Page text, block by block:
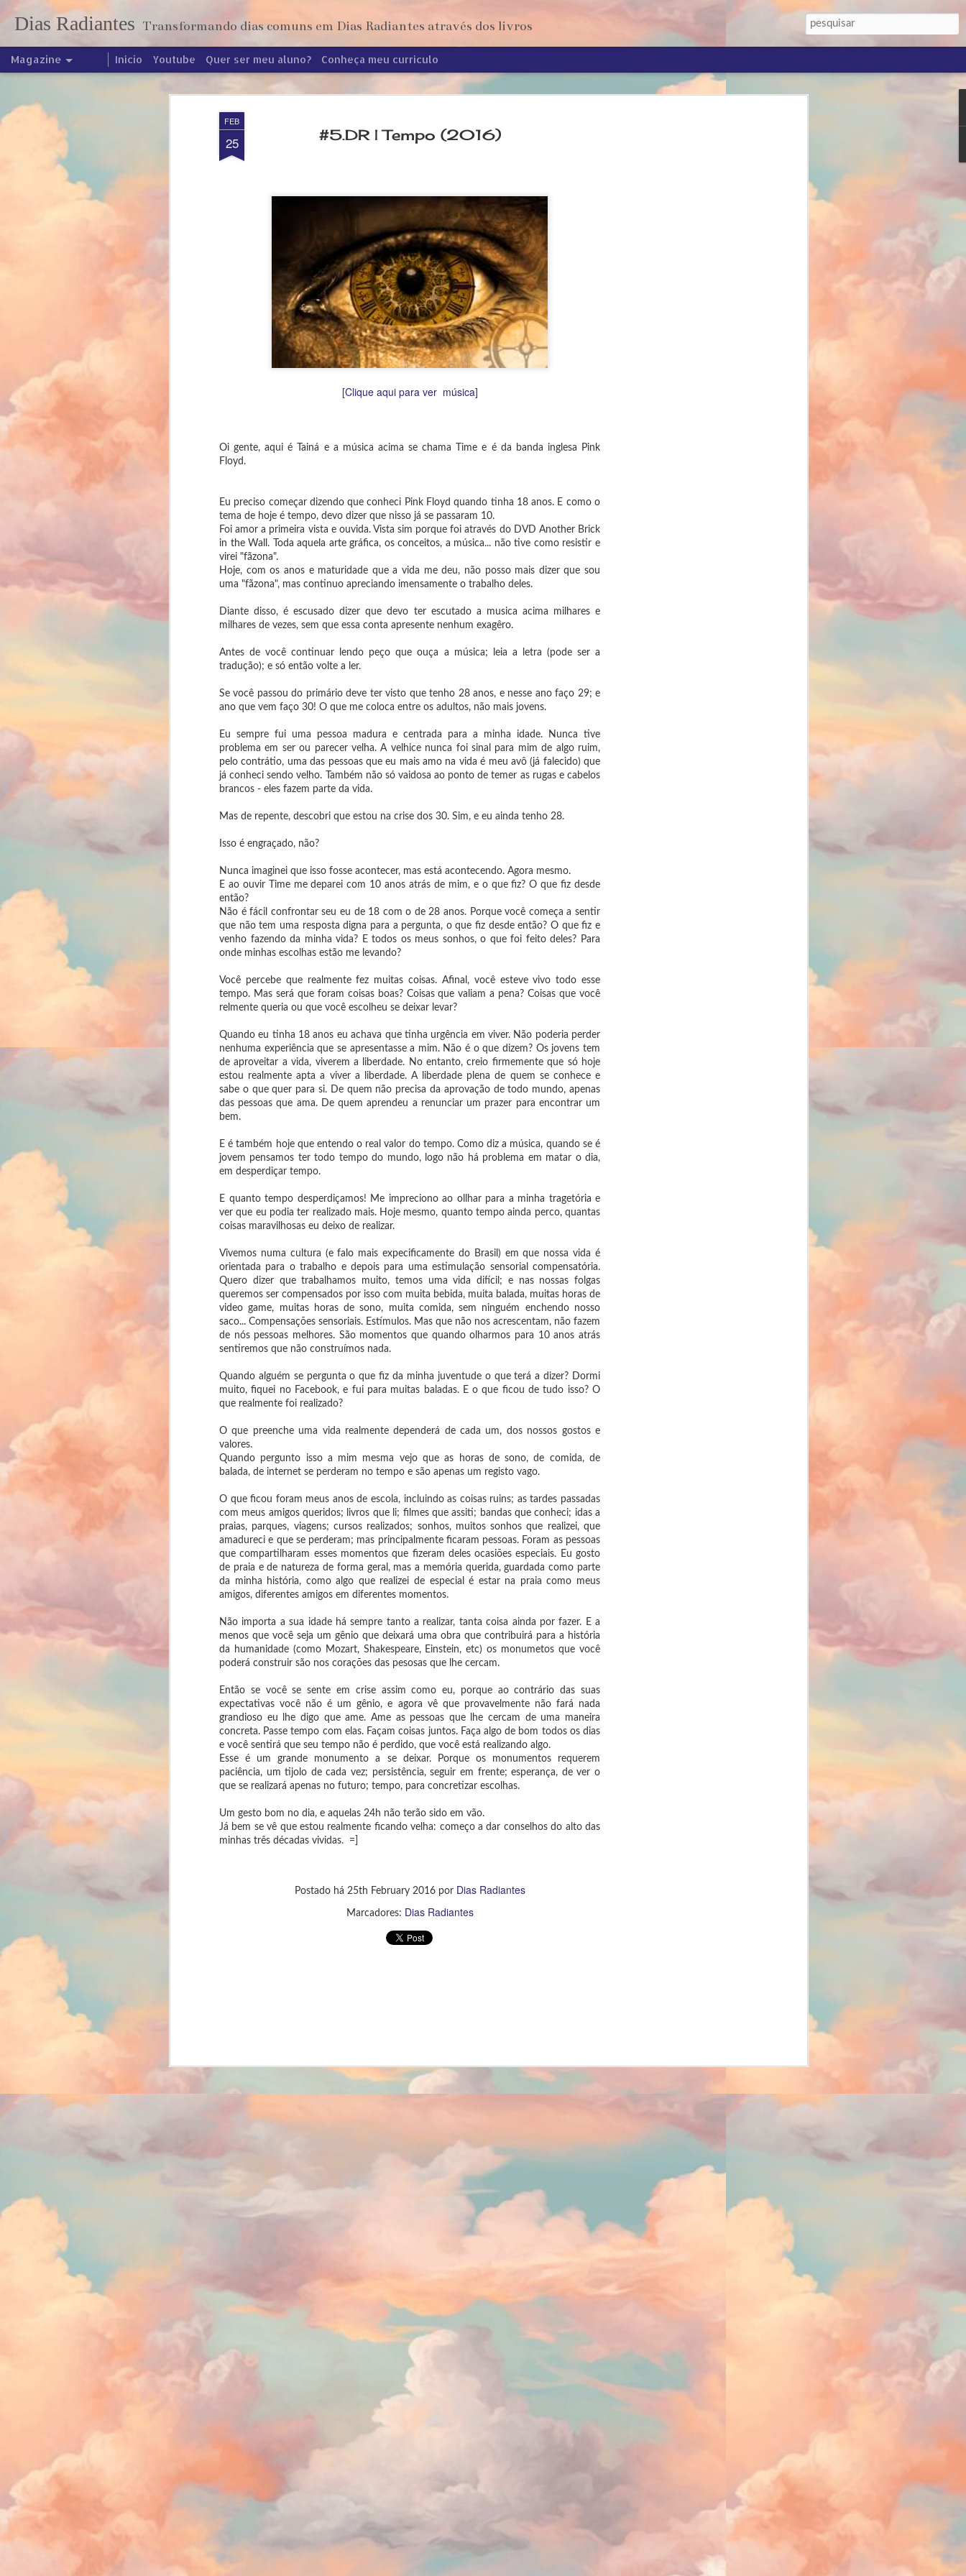
FEB
25 #5.DR | Tempo (2016)
[Clique aqui para ver música]
Oi gente, aqui é Tainá e a música acima se chama Time e é da banda inglesa Pink
Floyd.
Eu preciso começar dizendo que conheci Pink Floyd quando tinha 18 anos. E como o
tema de hoje é tempo, devo dizer que nisso já se passaram 10.
Foi amor a primeira vista e ouvida. Vista sim porque foi através do DVD Another Brick
in the Wall. Toda aquela arte gráfica, os conceitos, a música... não tive como resistir e
virei "fãzona".
Hoje, com os anos e maturidade que a vida me deu, não posso mais dizer que sou
uma "fãzona", mas continuo apreciando imensamente o trabalho deles.
Diante disso, é escusado dizer que devo ter escutado a musica acima milhares e
milhares de vezes, sem que essa conta apresente nenhum exagêro.
Antes de você continuar lendo peço que ouça a música; leia a letra (pode ser a
tradução); e só então volte a ler.
Se você passou do primário deve ter visto que tenho 28 anos, e nesse ano faço 29; e
ano que vem faço 30! O que me coloca entre os adultos, não mais jovens.
Eu sempre fui uma pessoa madura e centrada para a minha idade. Nunca tive
problema em ser ou parecer velha. A velhice nunca foi sinal para mim de algo ruim,
pelo contrátio, uma das pessoas que eu mais amo na vida é meu avô (já falecido) que
já conheci sendo velho. Também não só vaidosa ao ponto de temer as rugas e cabelos
brancos - eles fazem parte da vida.
Mas de repente, descobri que estou na crise dos 30. Sim, e eu ainda tenho 28.
Isso é engraçado, não?
Nunca imaginei que isso fosse acontecer, mas está acontecendo. Agora mesmo.
E ao ouvir Time me deparei com 10 anos atrás de mim, e o que fiz? O que fiz desde
então?
Não é fácil confrontar seu eu de 18 com o de 28 anos. Porque você começa a sentir
que não tem uma resposta digna para a pergunta, o que fiz desde então? O que fiz e
venho fazendo da minha vida? E todos os meus sonhos, o que foi feito deles? Para
onde minhas escolhas estão me levando?
Você percebe que realmente fez muitas coisas. Afinal, você esteve vivo todo esse
tempo. Mas será que foram coisas boas? Coisas que valiam a pena? Coisas que você
relmente queria ou que você escolheu se deixar levar?
Quando eu tinha 18 anos eu achava que tinha urgência em viver. Não poderia perder
nenhuma experiência que se apresentasse a mim. Não é o que dizem? Os jovens tem
de aproveitar a vida, viverem a liberdade. No entanto, creio firmemente que só hoje
estou realmente apta a viver a liberdade. A liberdade plena de quem se conhece e
sabe o que quer para si. De quem não precisa da aprovação de todo mundo, apenas
das pessoas que ama. De quem aprendeu a renunciar um prazer para encontrar um
bem.
E é também hoje que entendo o real valor do tempo. Como diz a música, quando se é
jovem pensamos ter todo tempo do mundo, logo não há problema em matar o dia,
em desperdiçar tempo.
E quanto tempo desperdiçamos! Me impreciono ao ollhar para a minha tragetória e
ver que eu podia ter realizado mais. Hoje mesmo, quanto tempo ainda perco, quantas
coisas maravilhosas eu deixo de realizar.
Vivemos numa cultura (e falo mais expecificamente do Brasil) em que nossa vida é
orientada para o trabalho e depois para uma estimulação sensorial compensatória.
Quero dizer que trabalhamos muito, temos uma vida difícil; e nas nossas folgas
queremos ser compensados por isso com muita bebida, muita balada, muitas horas de
video game, muitas horas de sono, muita comida, sem ninguém enchendo nosso
saco... Compensações sensoriais. Estímulos. Mas que não nos acrescentam, não fazem
de nós pessoas melhores. São momentos que quando olharmos para 10 anos atrás
sentiremos que não construímos nada.
Quando alguém se pergunta o que fiz da minha juventude o que terá a dizer? Dormi
muito, fiquei no Facebook, e fui para muitas baladas. E o que ficou de tudo isso? O
que realmente foi realizado?
O que preenche uma vida realmente dependerá de cada um, dos nossos gostos e
valores.
Quando pergunto isso a mim mesma vejo que as horas de sono, de comida, de
balada, de internet se perderam no tempo e são apenas um registo vago.
O que ficou foram meus anos de escola, incluindo as coisas ruins; as tardes passadas
com meus amigos queridos; livros que li; filmes que assiti; bandas que conheci; idas a
praias, parques, viagens; cursos realizados; sonhos, muitos sonhos que realizei, que
amadureci e que se perderam; mas principalmente ficaram pessoas. Foram as pessoas
que compartilharam esses momentos que fizeram deles ocasiões especiais. Eu gosto
de praia e de natureza de forma geral, mas a memória querida, guardada como parte
da minha história, como algo que realizei de especial é estar na praia como meus
amigos, diferentes amigos em diferentes momentos.
Não importa a sua idade há sempre tanto a realizar, tanta coisa ainda por fazer. E a
menos que você seja um gênio que deixará uma obra que contribuirá para a história
da humanidade (como Mozart, Shakespeare, Einstein, etc) os monumetos que você
poderá construir são nos corações das pesosas que lhe cercam.
Então se você se sente em crise assim como eu, porque ao contrário das suas
expectativas você não é um gênio, e agora vê que provavelmente não fará nada
grandioso eu lhe digo que ame. Ame as pessoas que lhe cercam de uma maneira
concreta. Passe tempo com elas. Façam coisas juntos. Faça algo de bom todos os dias
e você sentirá que seu tempo não é perdido, que você está realizando algo.
Esse é um grande monumento a se deixar. Porque os monumentos requerem
paciência, um tijolo de cada vez; persistência, seguir em frente; esperança, de ver o
que se realizará apenas no futuro; tempo, para concretizar escolhas.
Um gesto bom no dia, e aquelas 24h não terão sido em vão.
Já bem se vê que estou realmente ficando velha: começo a dar conselhos do alto das
minhas três décadas vividas. =]
Postado há 25th February 2016por Dias Radiantes
Marcadores: Dias Radiantes
Dias Radiantes Transformando dias comuns em Dias Radiantes através dos livros
Magazine Início Youtube Quer ser meu aluno? Conheça meu currículo
Mar Adentro - Incursão IV:
Cura te ipsum
Desde que terminou o São João, deveria ter definido o
próximo intinerario, mas estava me sentindo sobrecarregada com
tantas coisas que nem tive cabeça para elaborar a próxima etapa deste
projeto. Passa meados de julho, mas temos um novo rumo. O
Intinerário IV tem por lema "Cura te ipsum".
Esse é um provérbio da Antiguidade do qual suprimi a primeira palavra
(Medice, cura te ipsum), que quer dizer "cura-te a ti mesmo". Essa
máxima chega até nós por causa da sua menção no evangelho segundo
Lucas. O contexto de aplicação é de apontar a hipocrisia de quem
queixar-se dos outros em aspectos que ele mesmo não melhorou.
Sucessos e
fracassos
acadêmicos
Neste vídeo eu falo sobre sucessos
e fracassos acadêmicos e
últimos doze meses, desde que
JUN
11
Mar Adentro -
Incursão III:
Carpem Die
Chegamos ao final da Incursão II. E
com ela eu percebi que mais
a gente pode contar, é ter
A expressão "Carpem die" que é
traduzida como aproveite o dia,
dizer cultivar e colher o dia. Achei
que ela tem tudo a ver com a
próxima etapa da nossa jornada, e
por isso, este será o tema da
Incursão III.
Fala-se que a única certeza que há
na vida, é a morte.
MAY
13
Mataratona
literária de Páscoa
Feriadão pede maratona
literária.
mais que o costume. Separei alguns
livros para ler, e vou compartilhar a
12
No vídeo de hoje respondo a Tag Confissões de uma bibliófila e dou
minha opinião sobre hábitos de leitura, gêneros de livro, consumo e
Confira clicando no vídeo. E não deixe de me contar nos comentários o que
achou.
5
tui?
Completada a primeira Incursão na semana do carnaval, dediquei o
restante do mês de fevereiro para considerar e elaborar a Incursão II, que
se inicia dia 1º de março e vai até a Páscoa (05 de abril).
Se na Incursão I o foco era "apressar-se vagarosamente", ou seja, buscar o
próprio ritmo, sem atropelos ou demoras, agora o foco é entender os
25 O que é um microconto
É uma narrativa brevíssima, em que o elementos da narrativa aparecem de
palavras, constituído de um único parágrafo.
Como surgiu
Há registros de microcontos desde a segunda metade do século XX. Mas a
sua profusão se deu graças a era digital, principalmente no contexto das
redes sociais, em que as narrativas são pensadas para serem
compartilhadas em um post.
FEB Leituras para fazer em 2026
longo desse ano. Também atualizo o projeto de leitura 40 antes dos
40, no qual me propus a ler 40 livros antes de fazer 40 anos. Não deixe de
conferir!
ano.
FEB
20
Leituras de Janeiro 2026
Costumo ler muitos livros ao mesmo tempo. Por isso, decidi fazer a
lista de lidos do mês apenas com as leituras finalizadas.
🔖 O café no fim do mundo de
(Li no formato ebook pela Skeelo)
livro conseguiu ficar aquém.
⭐
(Li o livro físico meu)
Sempre que leio José de Alencar me surpreendo com o quanto gosto da
sua literatura.
5
No dia 25 de janeiro de 2026, o Dias Radiantes fez 10 anos. Não é
uma trajetória homogeina, mas é constante; afinal, ainda estamos
aqui.
Fiz um vídeo falando sobre a trajetória do canal ao longo desse tempo, e
também comentando os dez vídeos mais vistos nesse período. Confira
abaixo.
FEB Chanana
Staphylococcus aureus.
Pode ser achada em muitos cantos de calçada, em qualquer matagal que se
encontre crescendo por aqui.
semana. Esse post não tem a intensão de ser uma indicação de viagem ao
auxílio de roteiro turístico. Nele, irei compartilhar as reflexões que fiz
durante a viagem.
18
Mar Adentro - Incursão I: Festina lente
O projeto Mar Adentro será organizado em incursões. Estas
consistem em definir atividades a serem feitas em um período de
tempo determinado. Ao final, é feita uma avaliação do que foi realizado e
A Abadia de Northanger de Jane Austen
A Abadia de Northanger de Jane Austen foi um livro muito divertido
de ler. OSbre ele, fiz um vídeo no qual comento mais sobre como foi minha
de ter um lema do ano. Não consegui colocar isso em prática nos
últimos dois anos. Mas para 2026 o lema foi escolhido desde outubro do